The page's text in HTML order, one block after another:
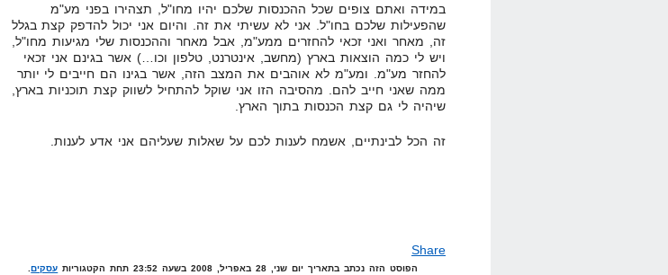
במידה ואתם צופים שכל ההכנסות שלכם יהיו מחו"ל, תצהירו בפני מע"מ
שהפעילות שלכם בחו"ל. אני לא עשיתי את זה. והיום אני יכול להדפק קצת בגלל
זה, מאחר ואני זכאי להחזרים ממע"מ, אבל מאחר וההכנסות שלי מגיעות מחו"ל,
ויש לי כמה הוצאות בארץ (מחשב, אינטרנט, טלפון וכו…) אשר בגינם אני זכאי
להחזר מע"מ. ומע"מ לא אוהבים את המצב הזה, אשר בגינו הם חייבים לי יותר
ממה שאני חייב להם. מהסיבה הזו אני שוקל להתחיל לשווק קצת תוכניות בארץ,
שיהיה לי גם קצת הכנסות בתוך הארץ.
זה הכל לבינתיים, אשמח לענות לכם על שאלות שעליהם אני אדע לענות.
Share
הפוסט הזה נכתב בתאריך יום שני, 28 באפריל, 2008 בשעה 23:52 תחת הקטגוריות עסקים.